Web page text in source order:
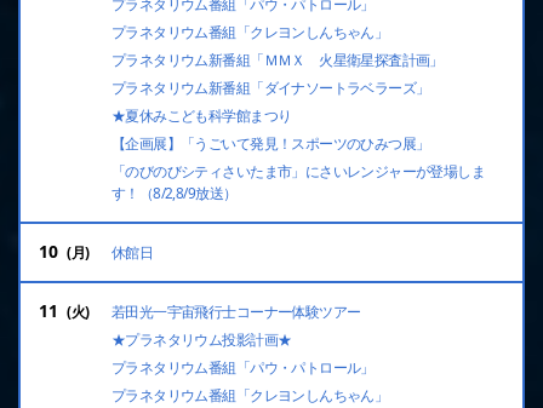
プラネタリウム番組「クレヨンしんちゃん」
プラネタリウム新番組「ＭＭＸ 火星衛星探査計画」
プラネタリウム新番組「ダイナソートラベラーズ」
★夏休みこども科学館まつり
【企画展】「うごいて発見！スポーツのひみつ展」
「のびのびシティさいたま市」にさいレンジャーが登場しま
す！（8/2,8/9放送）
10 休館日
11
若田光一宇宙飛行士コーナー体験ツアー
★プラネタリウム投影計画★
プラネタリウム番組「パウ・パトロール」
プラネタリウム番組「クレヨンしんちゃん」